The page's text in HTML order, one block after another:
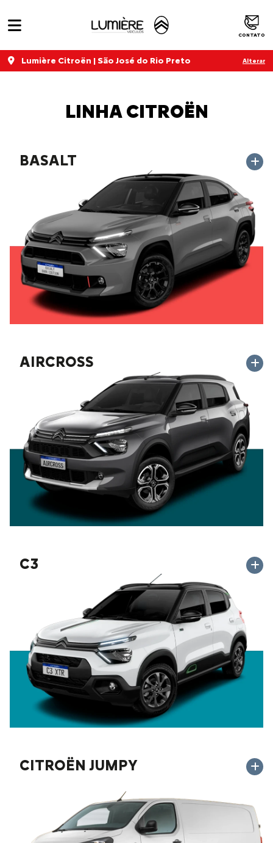
CONTATO
Lumière Citroën | São José do Rio Preto Alterar
LINHA CITROËN
BASALT
AIRCROSS
C3
CITROËN JUMPY